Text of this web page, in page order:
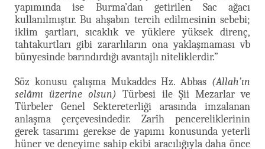
yapımında ise Burma’dan getirilen Sac ağacı
kullanılmıştır. Bu ahşabın tercih edilmesinin sebebi;
iklim şartları, sıcaklık ve yüklere yüksek direnç,
tahtakurtları gibi zararlıların ona yaklaşmaması vb
bünyesinde barındırdığı avantajlı niteliklerdir.”
Söz konusu çalışma Mukaddes Hz. Abbas (Allah’ın
selâmı üzerine olsun) Türbesi ile Şii Mezarlar ve
Türbeler Genel Sektereterliği arasında imzalanan
anlaşma çerçevesindedir. Zarîh pencereliklerinin
gerek tasarımı gerekse de yapımı konusunda yeterli
hüner ve deneyime sahip ekibi aracılığıyla daha önce